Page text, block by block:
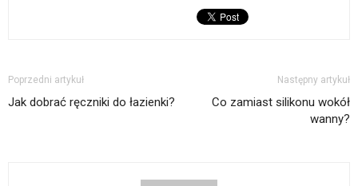
Poprzedni artykuł
Jak dobrać ręczniki do łazienki?
Następny artykuł
Co zamiast silikonu wokół
wanny?